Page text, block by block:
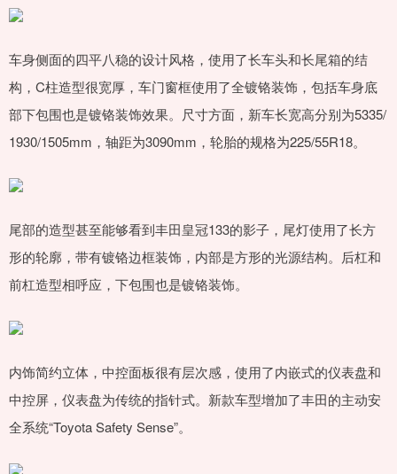
车身侧面的四平八稳的设计风格，使用了长车头和长尾箱的结
构，C柱造型很宽厚，车门窗框使用了全镀铬装饰，包括车身底
部下包围也是镀铬装饰效果。尺寸方面，新车长宽高分别为5335/
1930/1505mm，轴距为3090mm，轮胎的规格为225/55R18。
尾部的造型甚至能够看到丰田皇冠133的影子，尾灯使用了长方
形的轮廓，带有镀铬边框装饰，内部是方形的光源结构。后杠和
前杠造型相呼应，下包围也是镀铬装饰。
内饰简约立体，中控面板很有层次感，使用了内嵌式的仪表盘和
中控屏，仪表盘为传统的指针式。新款车型增加了丰田的主动安
全系统“Toyota Safety Sense”。